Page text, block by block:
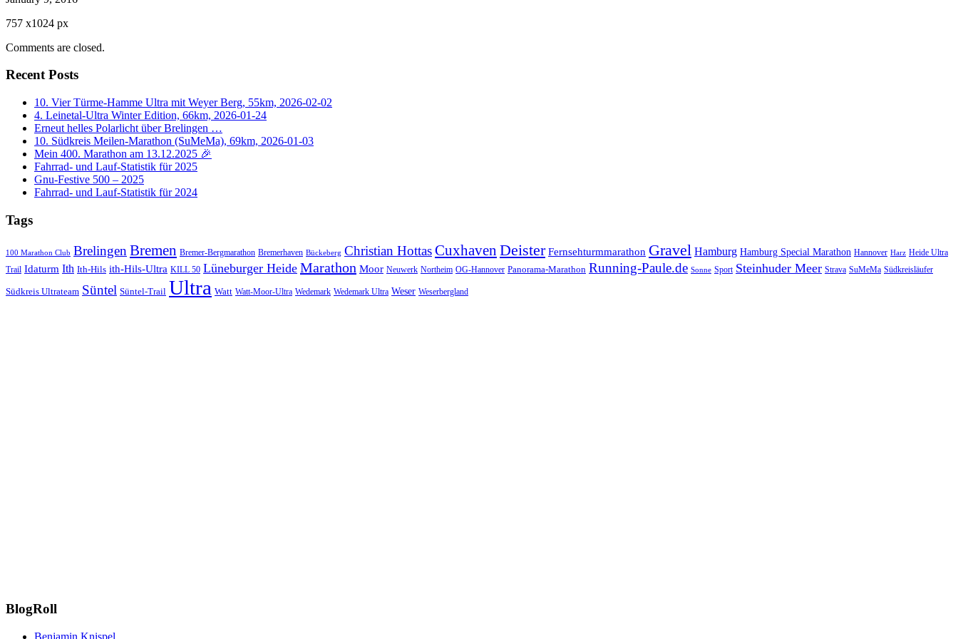
757 x1024 px
Comments are closed.
Recent Posts
10. Vier Türme-Hamme Ultra mit Weyer Berg, 55km, 2026-02-02
4. Leinetal-Ultra Winter Edition, 66km, 2026-01-24
Erneut helles Polarlicht über Brelingen …
10. Südkreis Meilen-Marathon (SuMeMa), 69km, 2026-01-03
Mein 400. Marathon am 13.12.2025 🎉
Fahrrad- und Lauf-Statistik für 2025
Gnu-Festive 500 – 2025
Fahrrad- und Lauf-Statistik für 2024
Tags
100 Marathon Club BrelingenBremen Bremer-Bergmarathon Bremerhaven Bückeberg Christian HottasCuxhaven Deister Fernsehturmmarathon Gravel Hamburg Hamburg Special Marathon Hannover Harz Heide Ultra
Trail Idaturm Ith Ith-Hils ith-Hils-Ultra KILL 50 Lüneburger Heide Marathon Moor Neuwerk Northeim OG-Hannover Panorama-Marathon Running-Paule.de Sonne Sport Steinhuder Meer Strava SuMeMa Südkreisläufer
Südkreis Ultrateam Süntel Süntel-Trail Ultra Watt Watt-Moor-Ultra Wedemark Wedemark Ultra Weser Weserbergland
BlogRoll
Benjamin Knispel